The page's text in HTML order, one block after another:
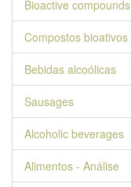
Bioactive compounds
Compostos bioativos
Bebidas alcoólicas
Sausages
Alcoholic beverages
Alimentos - Análise